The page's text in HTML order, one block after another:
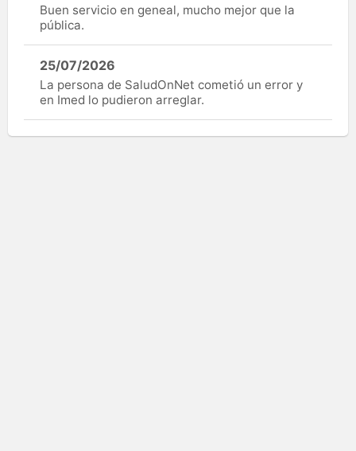
Buen servicio en geneal, mucho mejor que la
pública.
25/07/2026
La persona de SaludOnNet cometió un error y
en Imed lo pudieron arreglar.